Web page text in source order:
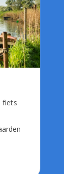
fiets